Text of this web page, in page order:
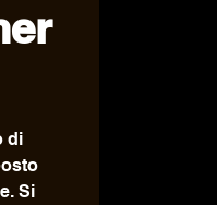
di
Si